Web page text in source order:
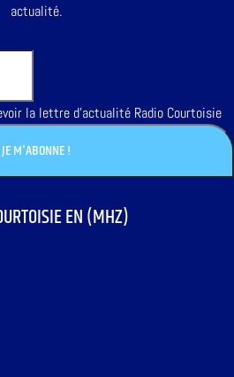
actualité.
la lettre d'actualité Radio Courtoisie
EN (MHZ)